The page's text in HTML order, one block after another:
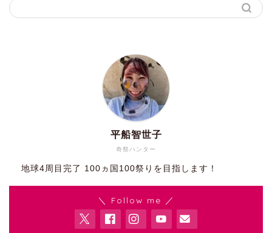
奇祭ハンター
平船智世子
地球4周目完了 100ヵ国100祭りを目指します！
＼ Follow me ／